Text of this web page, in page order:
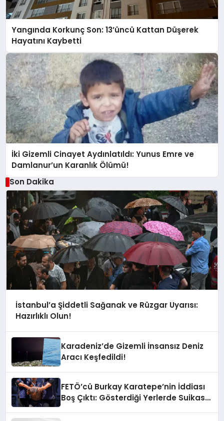
Yangında Korkunç Son: 13’üncü Kattan Düşerek
Hayatını Kaybetti
İki Gizemli Cinayet Aydınlatıldı: Yunus Emre ve
Damlanur’un Karanlık Ölümü!
Son Dakika
İstanbul’a Şiddetli Sağanak ve Rüzgar Uyarısı:
Hazırlıklı Olun!
Karadeniz’de Gizemli İnsansız Deniz
Aracı Keşfedildi!
FETÖ’cü Burkay Karatepe’nin İddiası
Boş Çıktı: Gösterdiği Yerlerde Suikast